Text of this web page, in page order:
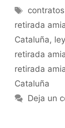
Etiquetas
retirada
Cataluña,
retirada
retirada
Cataluña
Deja un